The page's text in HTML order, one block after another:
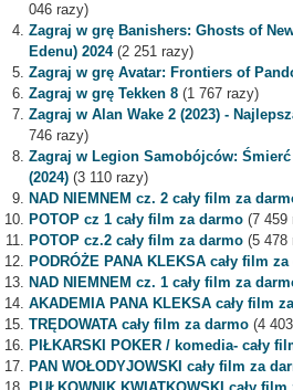
046 razy)
Zagraj w grę Banishers: Ghosts of
Edenu) 2024(2 251 razy)
Zagraj w grę Avatar: Frontiers of
Zagraj w grę Tekken 8 (1 767 razy)
Zagraj w Alan Wake 2 (2023) -
746 razy)
Zagraj w Legion Samobójców:
(2024) (3 110 razy)
NAD NIEMNEM cz. 2 cały film za
POTOP cz 1 cały film za darmo (7 459
POTOP cz.2 cały film za darmo (5 478
PODRÓŻE PANA KLEKSA cały film
NAD NIEMNEM cz. 1 cały film za
AKADEMIA PANA KLEKSA cały film
TRĘDOWATA cały film za darmo (4
PIŁKARSKI POKER / komedia- cały
PAN WOŁODYJOWSKI cały film za